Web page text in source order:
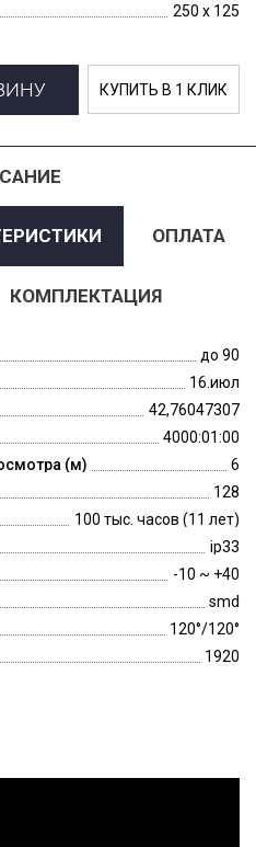
250 x 125
КУПИТЬ В 1 КЛИК
ОПЛАТА
КОМПЛЕКТАЦИЯ
до 90
16.июл
42,76047307
4000:01:00
(м)
6
128
100 тыс. часов (11 лет)
ip33
-10 ~ +40
smd
120°/120°
1920